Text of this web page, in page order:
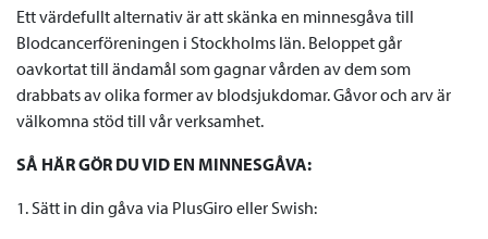
Ett värdefullt alternativ är att skänka en minnesgåva till
Blodcancerföreningen i Stockholms län. Beloppet går
oavkortat till ändamål som gagnar vården av dem som
drabbats av olika former av blodsjukdomar. Gåvor och arv är
välkomna stöd till vår verksamhet.
SÅ HÄR GÖR DU VID EN MINNESGÅVA:
1. Sätt in din gåva via PlusGiro eller Swish: